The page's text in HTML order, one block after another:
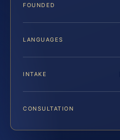
FOUNDED
LANGUAGES
INTAKE
CONSULTATION